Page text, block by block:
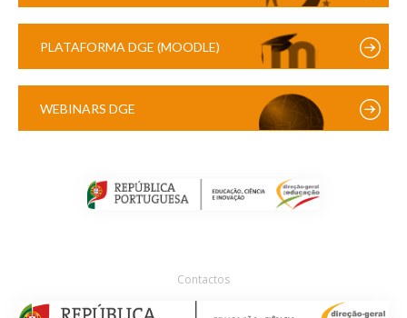
PLATAFORMA DGE (MOODLE)
WEBINARS DGE
Contactos